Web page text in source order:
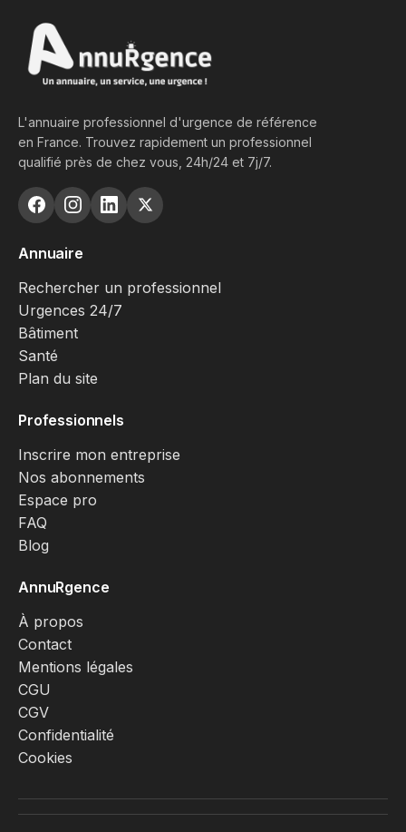
L'annuaire professionnel d'urgence de référence
en France. Trouvez rapidement un professionnel
qualifié près de chez vous, 24h/24 et 7j/7.
Annuaire
Rechercher un professionnel
Urgences 24/7
Bâtiment
Santé
Plan du site
Professionnels
Inscrire mon entreprise
Nos abonnements
Espace pro
FAQ
Blog
AnnuRgence
À propos
Contact
Mentions légales
CGU
CGV
Confidentialité
Cookies